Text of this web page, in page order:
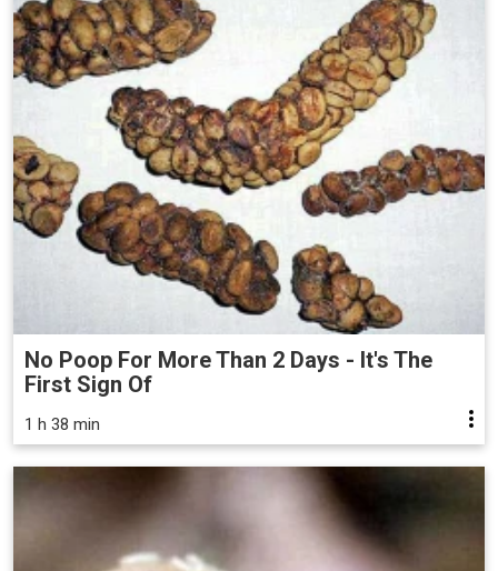
No Poop For More Than 2 Days - It's The
First Sign Of
1 h 38 min